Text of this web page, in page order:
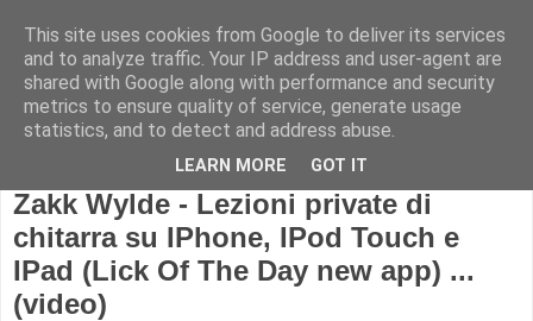
Zakk Wylde - Lezioni private di
chitarra su IPhone, IPod Touch e
IPad (Lick Of The Day new app) ...
(video)
This site uses cookies from Google to deliver its services
and to analyze traffic. Your IP address and user-agent are
shared with Google along with performance and security
metrics to ensure quality of service, generate usage
statistics, and to detect and address abuse.
LEARN MORE GOT IT